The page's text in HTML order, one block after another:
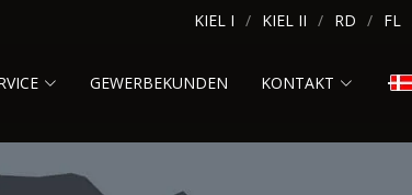
KIEL I KIEL II RD FL
GEWERBEKUNDEN KONTAKT